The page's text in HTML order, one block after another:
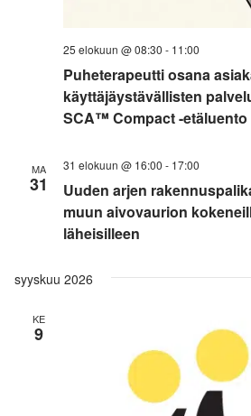
Puheterapeutti osana
käyttäjäystävällisten
SCA™ Compact -etäluento
25 elokuun @ 08:30 - 11:00
MA
31
Uuden arjen
muun aivovaurion
läheisilleen
31 elokuun @ 16:00 - 17:00
syyskuu 2026
KE
9